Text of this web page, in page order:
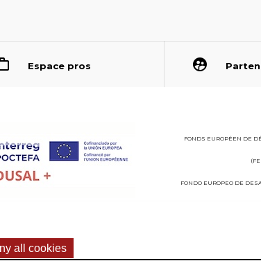
Espace pros
FONDS EUROPÉEN DE
FONDO EUROPEO DE
all cookies